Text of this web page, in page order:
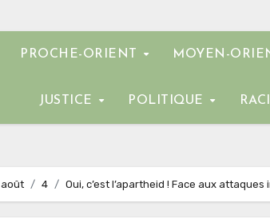
PROCHE-ORIENT MOYEN-
JUSTICE POLITIQUE
août 4 Oui, c’est l’apartheid ! Face aux